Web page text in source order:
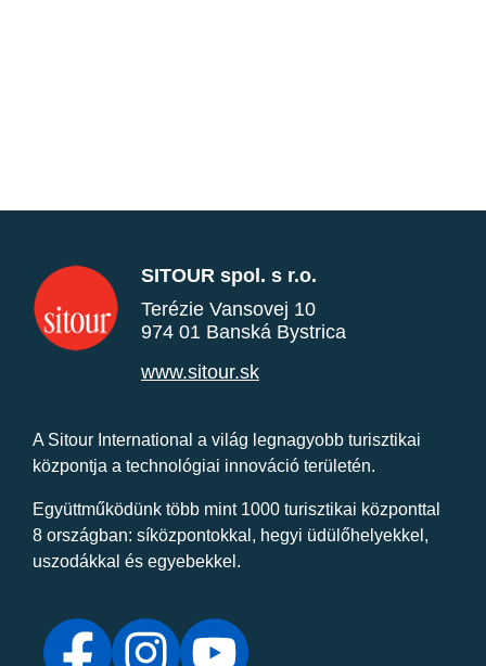
SITOUR spol. s r.o.
Terézie Vansovej 10
974 01 Banská Bystrica
www.sitour.sk
A Sitour International a világ legnagyobb turisztikai
központja a technológiai innováció területén.
Együttműködünk több mint 1000 turisztikai központtal
8 országban: síközpontokkal, hegyi üdülőhelyekkel,
uszodákkal és egyebekkel.